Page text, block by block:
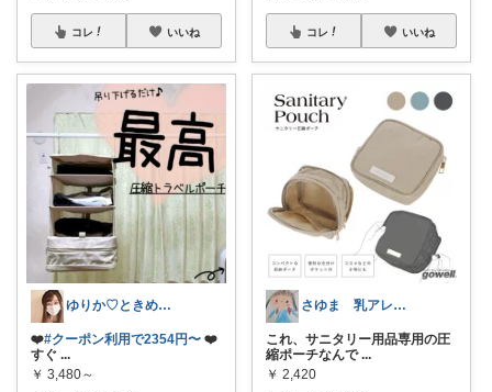
コレ いいね
ゆりか♡ときめく暮らしと服✨️
❤️#クーポン利用で2354円〜 ❤️
すぐ ...
￥ 3,480～
コレ いいね
さゆま 乳アレっ子ママ｜知育×子育てグッ
これ、サニタリー用品専用の圧
縮ポーチなんで ...
￥ 2,420